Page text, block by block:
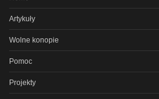
Artykuły
Wolne konopie
Pomoc
Projekty